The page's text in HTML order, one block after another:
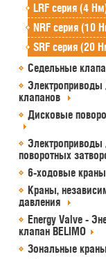
LRF серия (4
NRF серия (10
SRF серия (20
Седельные
Электроприводы
клапанов
Дисковые
поворотных
6-ходовые краны
Краны,
давления
Energy Valve -
клапан BELIMO
Зональные краны